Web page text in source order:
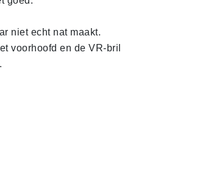
niet echt nat maakt.
voorhoofd en de VR-bril